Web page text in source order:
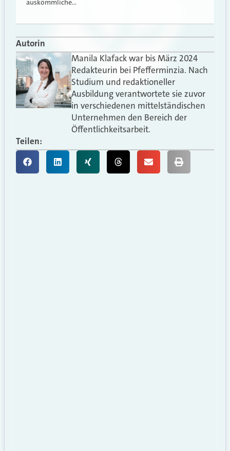
auskömmliche…
Autorin
Manila Klafack war bis März 2024
Redakteurin bei Pfefferminzia. Nach
Studium und redaktioneller
Ausbildung verantwortete sie zuvor
in verschiedenen mittelständischen
Unternehmen den Bereich der
Öffentlichkeitsarbeit.
Teilen: